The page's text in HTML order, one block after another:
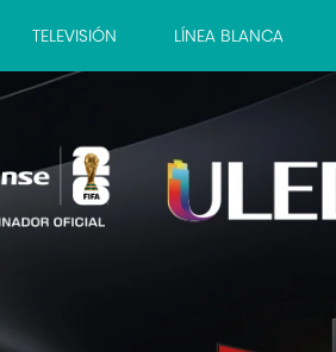
TELEVISIÓN LÍNEA BLANCA